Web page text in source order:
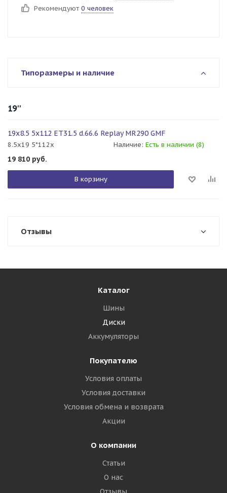
Рекомендуют 0 человек
Типоразмеры и наличие
19''
19x8.5 5x112 ET31.5 d.66.6 Replay MR290 GMF
8.5x19 5*112x Наличие: Есть в наличии (8)
19 810 руб.
В корзину
Отзывы
Каталог
Шины
Диски
Аккумуляторы
Покупателю
Условия оплаты
Условия доставки
Условия обмена и возврата
Акции
О компании
Статьи
О нас